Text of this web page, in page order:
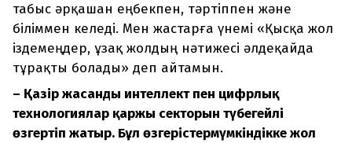
табыс әрқашан еңбекпен, тәртіппен және
біліммен келеді. Мен жастарға үнемі «Қысқа жол
іздемеңдер, ұзақ жолдың нәтижесі әлдеқайда
тұрақты болады» деп айтамын.
– Қазір жасанды интеллект пен цифрлық
технологиялар қаржы секторын түбегейлі
өзгертіп жатыр. Бұл өзгерістермүмкіндікке жол